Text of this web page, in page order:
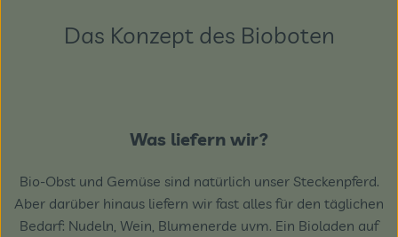
Das Konzept des Bioboten
Was liefern wir?
Bio-Obst und Gemüse sind natürlich unser Steckenpferd.
Aber darüber hinaus liefern wir fast alles für den täglichen
Bedarf: Nudeln, Wein, Blumenerde uvm. Ein Bioladen auf